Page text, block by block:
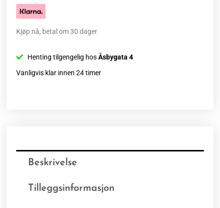
Kjøp nå, betal om 30 dager
Henting tilgengelig hosÅsbygata 4
Vanligvis klar innen 24 timer
Beskrivelse
Tilleggsinformasjon